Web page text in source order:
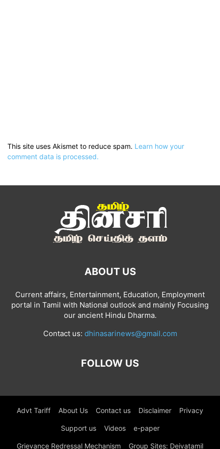
This site uses Akismet to reduce spam. Learn how your
comment data is processed.
ABOUT US
Current affairs, Entertainment, Education, Employment
portal in Tamil with National outlook and mainly Focusing
our ancient Hindu Dharma.
Contact us: dhinasarinews@gmail.com
FOLLOW US
Advt Tariff About Us Contact us Disclaimer Privacy
Support us Videos e-paper
Grievance Redressal Mechanism Group Sites: Deivatamil